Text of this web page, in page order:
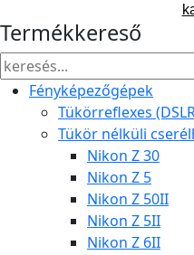
Termékkereső
Fényképezőgépek
Tükörreflexes
Tükör nélküli
Nikon Z 30
Nikon Z 5
Nikon Z 50II
Nikon Z 5II
Nikon Z 6II